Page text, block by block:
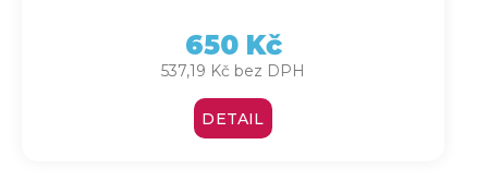
537,19 Kč bez DPH
650 Kč
DETAIL